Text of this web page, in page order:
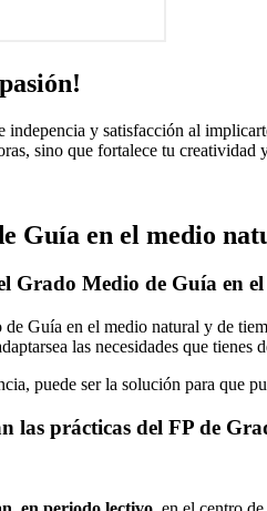
indepencia y satisfacción al
sino que fortalece tu
Guía en el medio
Grado Medio de Guía en
Guía en el medio natural y de
las necesidades que
puede ser la solución para que
las prácticas del FP de